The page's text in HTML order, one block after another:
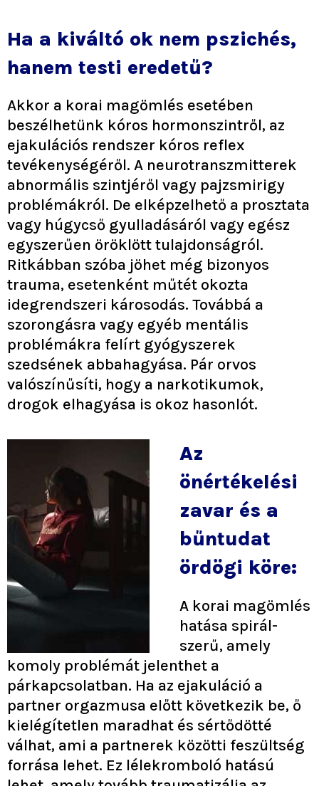
Ha a kiváltó ok nem pszichés,
hanem testi eredetű?
Akkor a korai magömlés esetében
beszélhetünk kóros hormonszintről, az
ejakulációs rendszer kóros reflex
tevékenységéről. A neurotranszmitterek
abnormális szintjéről vagy pajzsmirigy
problémákról. De elképzelhető a prosztata
vagy húgycső gyulladásáról vagy egész
egyszerűen öröklött tulajdonságról.
Ritkábban szóba jöhet még bizonyos
trauma, esetenként műtét okozta
idegrendszeri károsodás. Továbbá a
szorongásra vagy egyéb mentális
problémákra felírt gyógyszerek
szedsének abbahagyása. Pár orvos
valószínűsíti, hogy a narkotikumok,
drogok elhagyása is okoz hasonlót.
Az
önértékelési
zavar és a
bűntudat
ördögi köre:
A korai magömlés
hatása spirál-
szerű, amely
komoly problémát jelenthet a
párkapcsolatban. Ha az ejakuláció a
partner orgazmusa előtt következik be, ő
kielégítetlen maradhat és sértődötté
válhat, ami a partnerek közötti feszültség
forrása lehet. Ez lélekromboló hatású